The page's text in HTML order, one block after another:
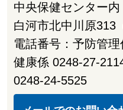
中央保健センター
白河市北中川原313
電話番号：予防管
健康係 0248-27-
0248-24-5525